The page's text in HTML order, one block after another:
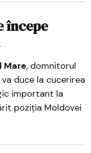
începe
Mare, domnitorul
duce la cucerirea
important la
poziția Moldovei